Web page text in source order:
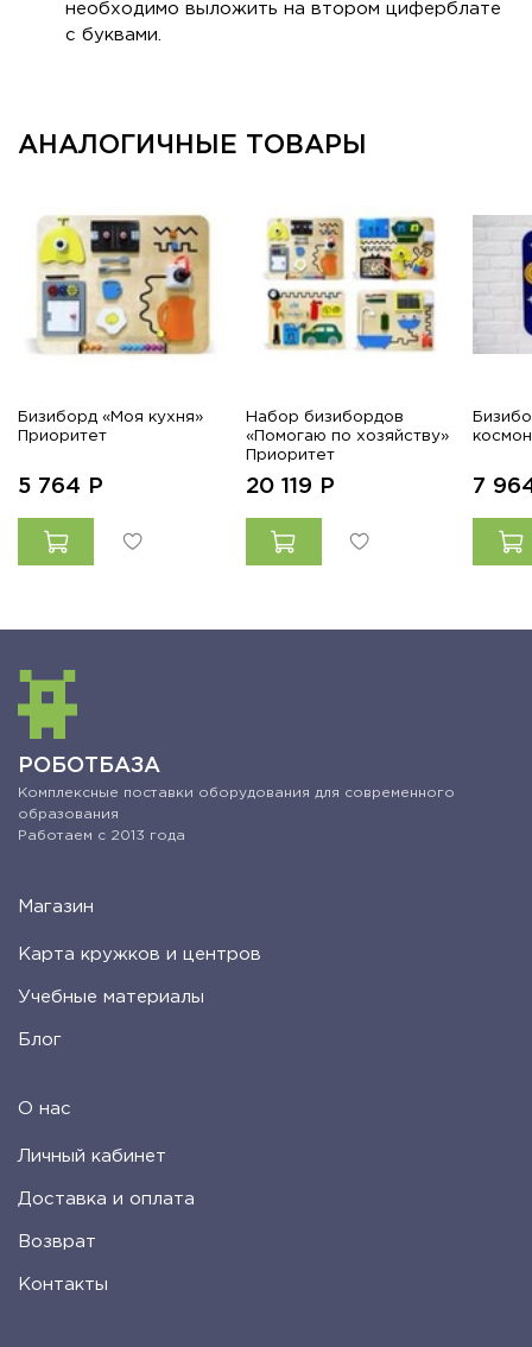
необходимо выложить на втором циферблате
с буквами.
АНАЛОГИЧНЫЕ ТОВАРЫ
Бизиборд «Моя кухня»
Приоритет
5 764 Р
Набор бизибордов
«Помогаю по хозяйству»
Приоритет
20 119 Р 7
РОБОТБАЗА
Комплексные поставки оборудования для современного
образования
Работаем с 2013 года
Магазин
Карта кружков и центров
Учебные материалы
Блог
О нас
Личный кабинет
Доставка и оплата
Возврат
Контакты